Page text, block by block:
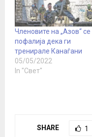
Членовите на „Азов“ се
пофалија дека ги
тренирале Канаѓани
05/05/2022
In "Свет"
SHARE 1